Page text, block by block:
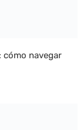
cómo navegar